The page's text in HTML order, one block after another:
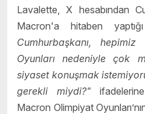
Lavalette, X hesabından
Macron'a hitaben
Cumhurbaşkanı,
Oyunları nedeniyle çok
siyaset konuşmak
gerekli miydi?"
Macron Olimpiyat